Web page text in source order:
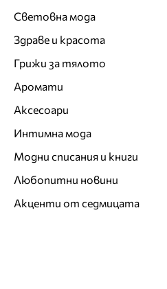
Световна мода
Здраве и красота
Грижи за тялото
Аромати
Аксесоари
Интимна мода
Модни списания и книги
Любопитни новини
Акценти от седмицата